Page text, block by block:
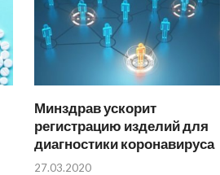
Минздрав ускорит
регистрацию изделий для
диагностики коронавируса
27.03.2020